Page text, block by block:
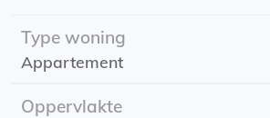
een zeer ruime slaapkamer.
Ingangsdatum: 01-06-2025
Huurperiode: onbepaalde tijd
Type woning
Appartement
Oppervlakte